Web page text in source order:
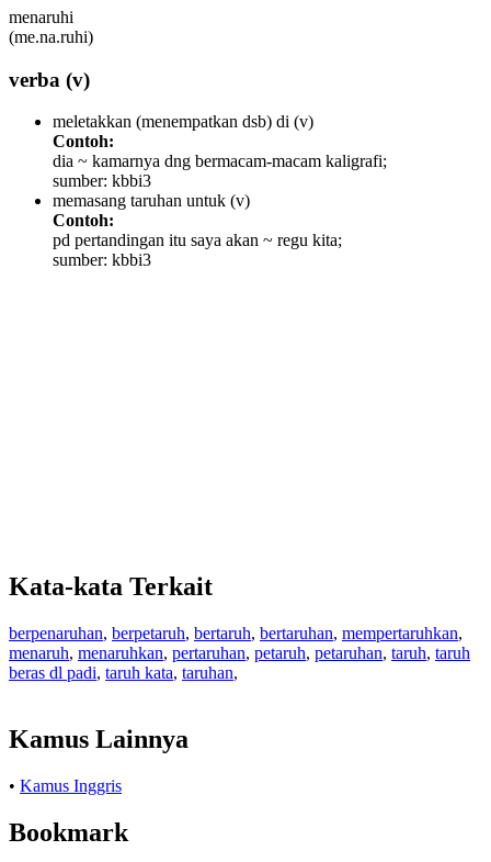
menaruhi
(me.na.ruhi)
verba (v)
meletakkan (menempatkan dsb) di (v)
Contoh:
dia ~ kamarnya dng bermacam-macam kaligrafi;
sumber: kbbi3
memasang taruhan untuk (v)
Contoh:
pd pertandingan itu saya akan ~ regu kita;
sumber: kbbi3
Kata-kata Terkait
berpenaruhan, berpetaruh, bertaruh, bertaruhan, mempertaruhkan,
menaruh, menaruhkan, pertaruhan, petaruh, petaruhan, taruh, taruh
beras dl padi, taruh kata, taruhan,
Kamus Lainnya
• Kamus Inggris
Bookmark